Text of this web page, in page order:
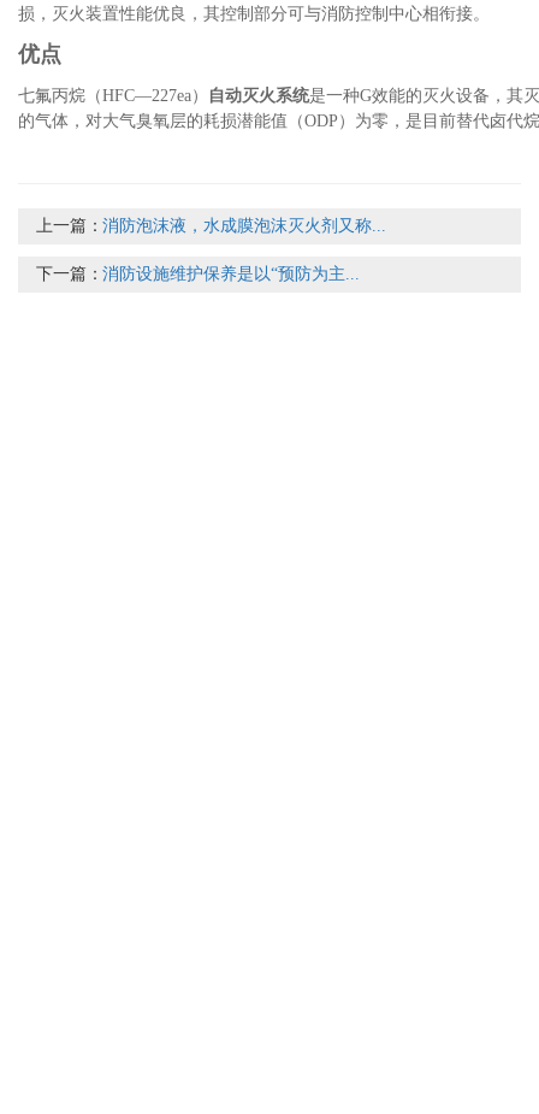
损，灭火装置性能优良，其控制部分可与消防控制中心相衔接。
优点
七氟丙烷（HFC—227ea） 自动灭火系统是一种G效能的灭火设备，其
的气体，对大气臭氧层的耗损潜能值（ODP）为零，是目前替代卤代
上一篇：消防泡沫液，水成膜泡沫灭火剂又称...
下一篇：消防设施维护保养是以“预防为主...